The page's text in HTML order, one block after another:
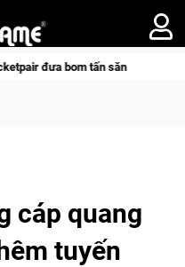
tấn săn thú sinh tồn lên di
cáp quang
tuyến